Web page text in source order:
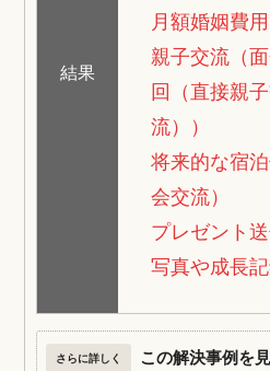
結果
月額婚姻費
親子交流（
回（直接親
流））
将来的な宿
会交流）
プレゼント
写真や成長
さらに詳しく この解決事例を